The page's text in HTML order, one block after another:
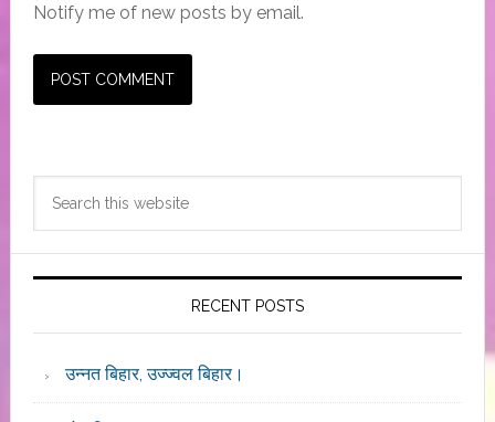
Notify me of new posts by email.
Primary
Sidebar
RECENT POSTS
उन्नत बिहार, उज्ज्वल बिहार।